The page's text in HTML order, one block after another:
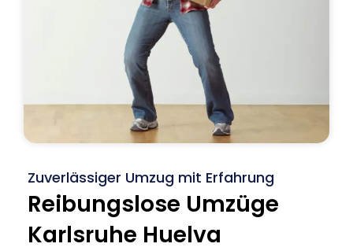
Zuverlässiger Umzug mit Erfahrung
Reibungslose Umzüge
Karlsruhe Huelva